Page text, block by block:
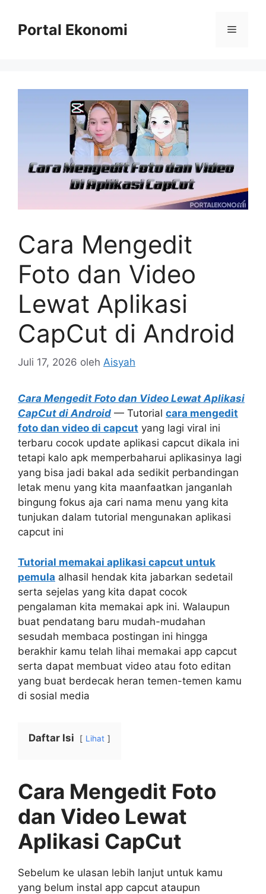
Portal Ekonomi Menu
Cara Mengedit
Foto dan Video
Lewat Aplikasi
CapCut di Android
Juli 17, 2026 oleh Aisyah
Cara Mengedit Foto dan Video Lewat Aplikasi
CapCut di Android — Tutorial cara mengedit
foto dan video di capcut yang lagi viral ini
terbaru cocok update aplikasi capcut dikala ini
tetapi kalo apk memperbaharui aplikasinya lagi
yang bisa jadi bakal ada sedikit perbandingan
letak menu yang kita maanfaatkan janganlah
bingung fokus aja cari nama menu yang kita
tunjukan dalam tutorial mengunakan aplikasi
capcut ini
Tutorial memakai aplikasi capcut untuk
pemula alhasil hendak kita jabarkan sedetail
serta sejelas yang kita dapat cocok
pengalaman kita memakai apk ini. Walaupun
buat pendatang baru mudah-mudahan
sesudah membaca postingan ini hingga
berakhir kamu telah lihai memakai app capcut
serta dapat membuat video atau foto editan
yang buat berdecak heran temen-temen kamu
di sosial media
Daftar Isi Lihat
Cara Mengedit Foto
dan Video Lewat
Aplikasi CapCut
Sebelum ke ulasan lebih lanjut untuk kamu
yang belum instal app capcut ataupun